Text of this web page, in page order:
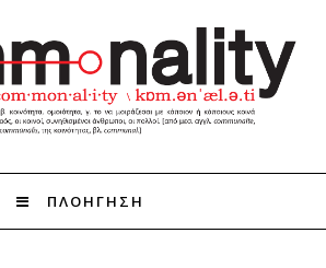
ΠΛΟΗΓΗΣΗ